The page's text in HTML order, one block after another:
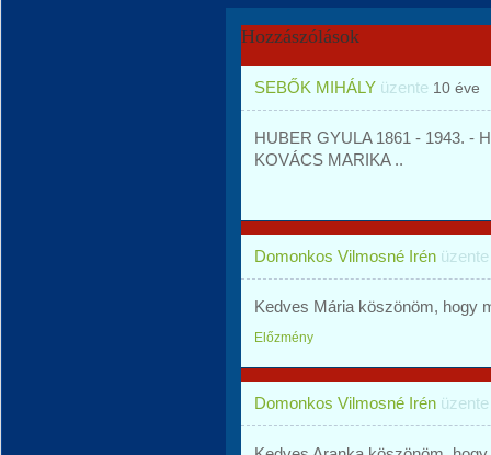
Hozzászólások
SEBŐK MIHÁLY üzente 10 éve
HUBER GYULA 1861 - 1943. -
KOVÁCS MARIKA ..
Domonkos Vilmosné Irén
Kedves Mária köszönöm, hogy
Előzmény
Domonkos Vilmosné Irén